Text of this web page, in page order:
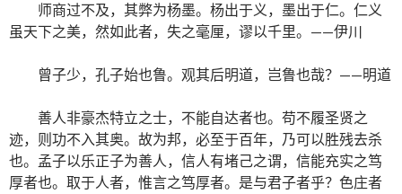
师商过不及，其弊为杨墨。杨出于义，墨出于仁。仁义
虽天下之美，然如此者，失之毫厘，谬以千里。——伊川
曾子少，孔子始也鲁。观其后明道，岂鲁也哉？——明道
善人非豪杰特立之士，不能自达者也。苟不履圣贤之
迹，则功不入其奥。故为邦，必至于百年，乃可以胜残去杀
也。孟子以乐正子为善人，信人有堵己之谓，信能充实之笃
厚者也。取于人者，惟言之笃厚者。是与君子者乎？色庄者